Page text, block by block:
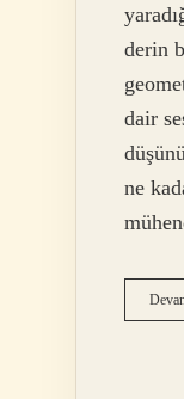
derin
dair
ne